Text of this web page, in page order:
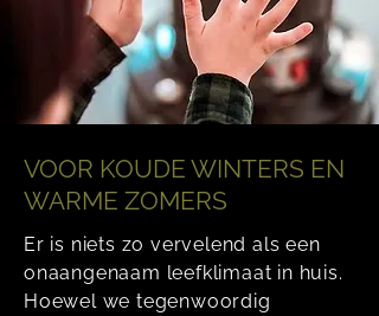
VOOR KOUDE WINTERS EN
WARME ZOMERS
Er is niets zo vervelend als een
onaangenaam leefklimaat in huis.
Hoewel we tegenwoordig